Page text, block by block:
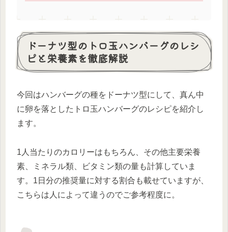
ドーナツ型のトロ玉ハンバーグのレシ
ピと栄養素を徹底解説
今回はハンバーグの種をドーナツ型にして、真ん中
に卵を落としたトロ玉ハンバーグのレシピを紹介し
ます。
1人当たりのカロリーはもちろん、その他主要栄養
素、ミネラル類、ビタミン類の量も計算していま
す。1日分の推奨量に対する割合も載せていますが、
こちらは人によって違うのでご参考程度に。